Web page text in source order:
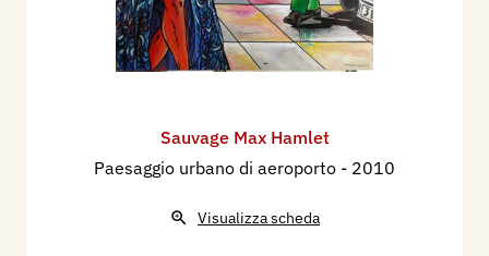
Sauvage Max Hamlet
Paesaggio urbano di aeroporto - 2010
Visualizza scheda